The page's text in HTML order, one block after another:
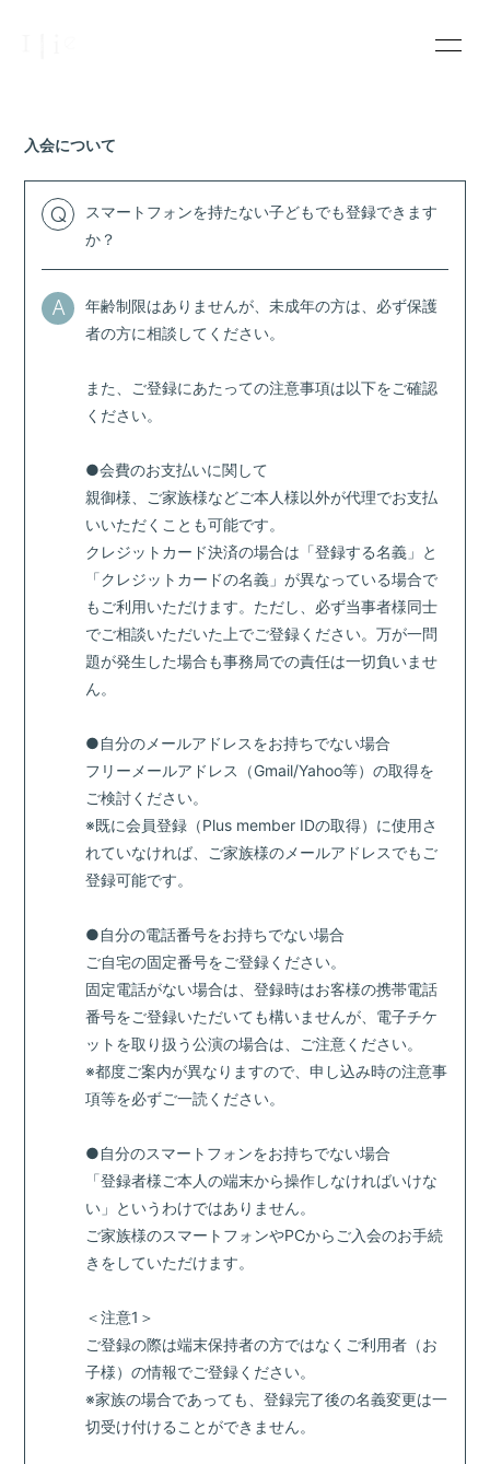
N
ログイン
入会について
Q
スマートフォンを持たない子どもでも登録できます
か？
A
年齢制限はありませんが、未成年の方は、必ず保護
者の方に相談してください。
また、ご登録にあたっての注意事項は以下をご確認
ください。
●会費のお支払いに関して
親御様、ご家族様などご本人様以外が代理でお支払
いいただくことも可能です。
クレジットカード決済の場合は「登録する名義」と
「クレジットカードの名義」が異なっている場合で
もご利用いただけます。ただし、必ず当事者様同士
でご相談いただいた上でご登録ください。万が一問
題が発生した場合も事務局での責任は一切負いませ
ん。
●自分のメールアドレスをお持ちでない場合
フリーメールアドレス（Gmail/Yahoo等）の取得を
ご検討ください。
※既に会員登録（Plus member IDの取得）に使用さ
れていなければ、ご家族様のメールアドレスでもご
登録可能です。
●自分の電話番号をお持ちでない場合
ご自宅の固定番号をご登録ください。
固定電話がない場合は、登録時はお客様の携帯電話
番号をご登録いただいても構いませんが、電子チケ
ットを取り扱う公演の場合は、ご注意ください。
※都度ご案内が異なりますので、申し込み時の注意事
項等を必ずご一読ください。
●自分のスマートフォンをお持ちでない場合
「登録者様ご本人の端末から操作しなければいけな
い」というわけではありません。
ご家族様のスマートフォンやPCからご入会のお手続
きをしていただけます。
＜注意1＞
ご登録の際は端末保持者の方ではなくご利用者（お
子様）の情報でご登録ください。
※家族の場合であっても、登録完了後の名義変更は一
切受け付けることができません。